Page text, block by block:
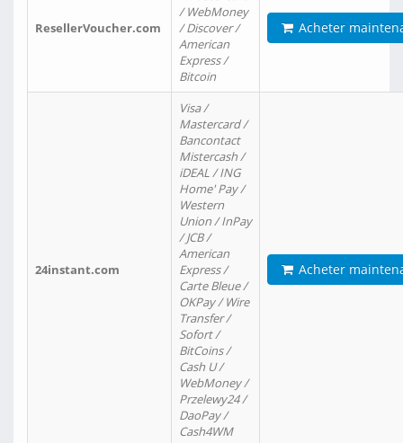
ResellerVoucher.com
/ WebMoney
/ Discover /
American
Express /
Bitcoin
Acheter
24instant.com
Visa /
Mastercard /
Bancontact
Mistercash /
iDEAL / ING
Home' Pay /
Western
Union / InPay
/ JCB /
American
Express /
Carte Bleue /
OKPay / Wire
Transfer /
Sofort /
BitCoins /
Cash U /
WebMoney /
Przelewy24 /
DaoPay /
Cash4WM
Acheter